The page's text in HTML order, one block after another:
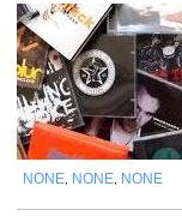
NONE NONE NONE